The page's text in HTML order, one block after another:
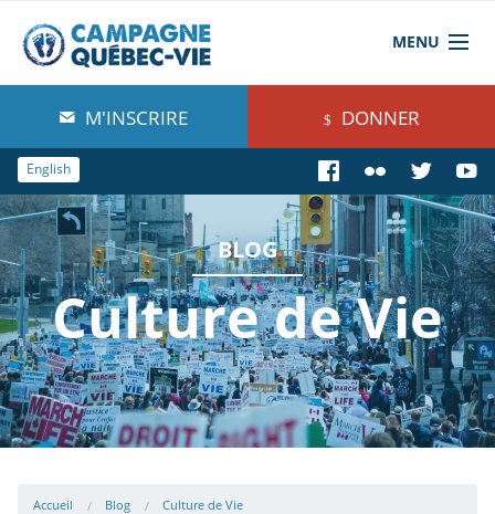
MENU
À propos de nous
Blog
Comprendre
Agir
Boutique
M'INSCRIRE DONNER
English
BLOG
Culture de Vie
Accueil Blog Culture de Vie